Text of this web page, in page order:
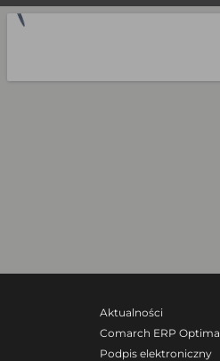
Aktualności
Comarch ERP Optima
Podpis elektroniczny